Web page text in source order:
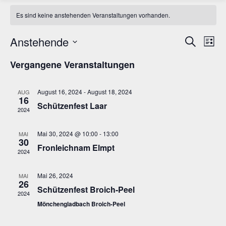
Es sind keine anstehenden Veranstaltungen vorhanden.
SucheListe
Anstehende
wählen.
Vergangene Veranstaltungen
AUG
16
2024
August 16, 2024-August 18, 2024
Schützenfest Laar
MAI
30
2024
Mai 30, 2024 @ 10:00 - 13:00
Fronleichnam Elmpt
MAI
26
2024
Mai 26, 2024
Schützenfest Broich-Peel
Mönchengladbach Broich-Peel